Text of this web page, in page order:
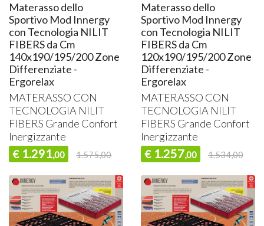
Materasso dello
Sportivo Mod Innergy
con Tecnologia NILIT
FIBERS da Cm
140x190/195/200 Zone
Differenziate -
Ergorelax
MATERASSO CON
TECNOLOGIA NILIT
FIBERS Grande Confort
Inergizzante
€ 1.291,00 1.575,00
Materasso dello
Sportivo Mod Innergy
con Tecnologia NILIT
FIBERS da Cm
120x190/195/200 Zone
Differenziate -
Ergorelax
MATERASSO CON
TECNOLOGIA NILIT
FIBERS Grande Confort
Inergizzante
€ 1.257,00 1.534,00